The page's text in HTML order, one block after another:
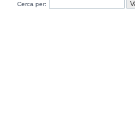
Cerca per: